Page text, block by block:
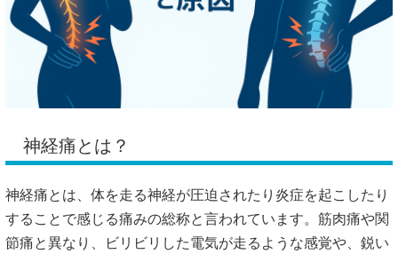
神経痛とは？
神経痛とは、体を走る神経が圧迫されたり炎症を起こしたり
することで感じる痛みの総称と言われています。筋肉痛や関
節痛と異なり、ビリビリした電気が走るような感覚や、鋭い